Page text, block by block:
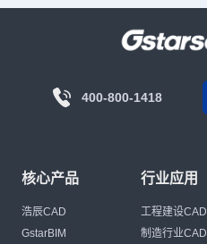
400-800-1418
核心产品
浩辰CAD
GstarBIM
行业应用
工程建设CAD
制造行业CAD